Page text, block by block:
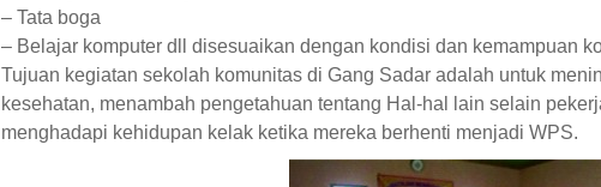
– Tata boga
– Belajar komputer dll disesuaikan dengan kondisi dan kemampuan
Tujuan kegiatan sekolah komunitas di Gang Sadar adalah untuk
kesehatan, menambah pengetahuan tentang Hal-hal lain selain
menghadapi kehidupan kelak ketika mereka berhenti menjadi WPS.